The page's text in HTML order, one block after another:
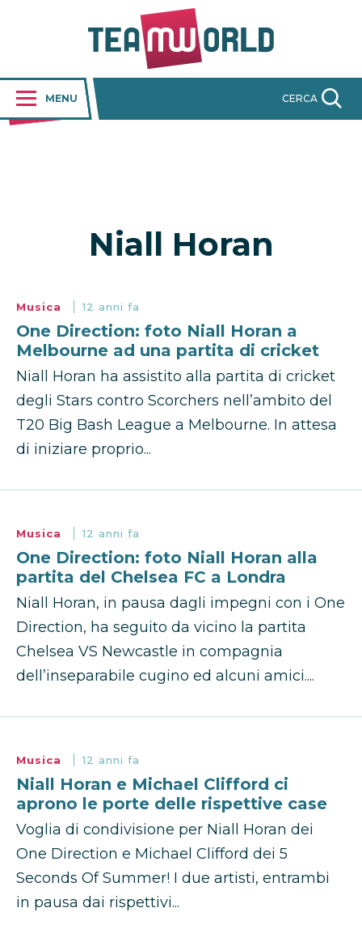
MENU CERCA
Niall Horan
Musica 12 anni fa
One Direction: foto Niall Horan a
Melbourne ad una partita di cricket
Niall Horan ha assistito alla partita di cricket
degli Stars contro Scorchers nell’ambito del
T20 Big Bash League a Melbourne. In attesa
di iniziare proprio...
Musica 12 anni fa
One Direction: foto Niall Horan alla
partita del Chelsea FC a Londra
Niall Horan, in pausa dagli impegni con i One
Direction, ha seguito da vicino la partita
Chelsea VS Newcastle in compagnia
dell’inseparabile cugino ed alcuni amici....
Musica 12 anni fa
Niall Horan e Michael Clifford ci
aprono le porte delle rispettive case
Voglia di condivisione per Niall Horan dei
One Direction e Michael Clifford dei 5
Seconds Of Summer! I due artisti, entrambi
in pausa dai rispettivi...